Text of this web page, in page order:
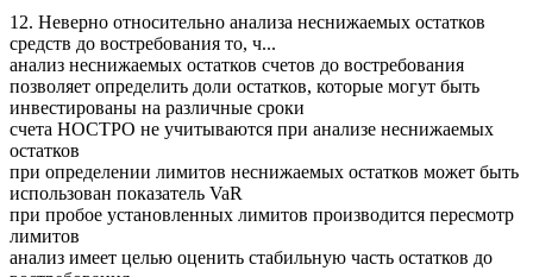
12. Неверно относительно анализа неснижаемых остатков
средств до востребования то, ч...
анализ неснижаемых остатков счетов до востребования
позволяет определить доли остатков, которые могут быть
инвестированы на различные сроки
счета НОСТРО не учитываются при анализе неснижаемых
остатков
при определении лимитов неснижаемых остатков может быть
использован показатель VaR
при пробое установленных лимитов производится пересмотр
лимитов
анализ имеет целью оценить стабильную часть остатков до